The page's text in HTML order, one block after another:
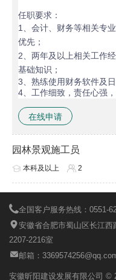
任职要求：
1、会计、财务等相关专
优先；
2、两年及以上相关工作
基础知识；
3、熟练使用财务软件及
4、工作细致，责任心强
在线申请
园林景观施工员
本科及以上 2
全国客户服务热线：0551-
安徽省合肥市蜀山区长江
2207-2216室
邮箱：
安徽昕阳建设发展有限公司 ©